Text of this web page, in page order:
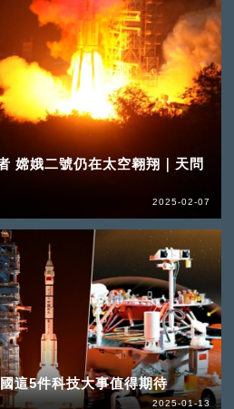
嫦娥二號仍在太空翱翔｜天問
2025-02-07
這5件科技大事值得期待
2025-01-13